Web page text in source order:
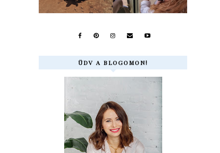
ÜDV A BLOGOMON!